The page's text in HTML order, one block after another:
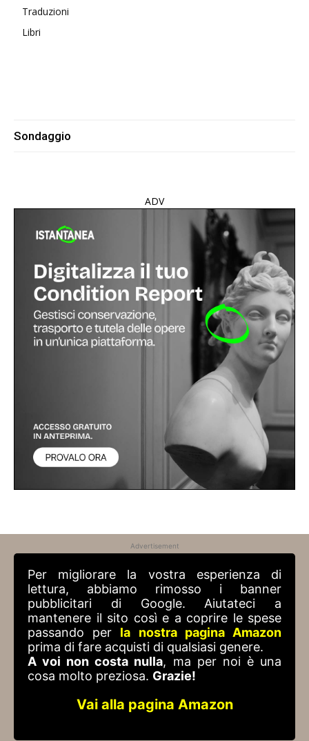
Traduzioni
Libri
Sondaggio
ADV
Advertisement
Per migliorare la vostra esperienza di
lettura, abbiamo rimosso i banner
pubblicitari di Google. Aiutateci a
mantenere il sito così e a coprire le spese
passando per la nostra pagina Amazon
prima di fare acquisti di qualsiasi genere.
A voi non costa nulla, ma per noi è una
cosa molto preziosa. Grazie!
Vai alla pagina Amazon